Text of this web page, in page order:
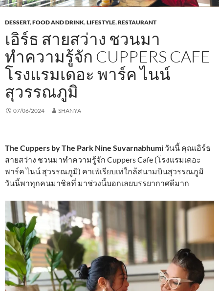
DESSERT,FOOD AND DRINK,LIFESTYLE,RESTAURANT
เอิร์ธ สายสว่าง ชวนมา
ทำความรู้จัก CUPPERS CAFE
โรงแรมเดอะ พาร์ค ไนน์
สุวรรณภูมิ
07/06/2024 SHANYA
The Cuppers by The Park Nine Suvarnabhumi วันนี้ คุณเอิร์ธ
สายสว่าง ชวนมาทำความรู้จัก Cuppers Cafe (โรงแรมเดอะ
พาร์ค ไนน์ สุวรรณภูมิ) คาเฟ่เรียบเท่ใกล้สนามบินสุวรรณภูมิ
วันนี้พาทุกคนมาชิลที่ มาช่วงนี้บอกเลยบรรยากาศดีมาก